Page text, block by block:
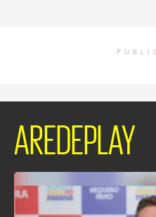
AREDEPLAY